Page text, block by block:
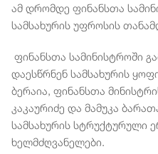
ამ დრომდე ფინანსთა
სამსახურის უფროსის
ფინანსთა სამინისტროში
დაესწრნენ სამსახურის
ბერაია, ფინანსთა
კაკაურიძე და მამუკა
სამსახურის სტრუქტურული
ხელმძღვანელები.